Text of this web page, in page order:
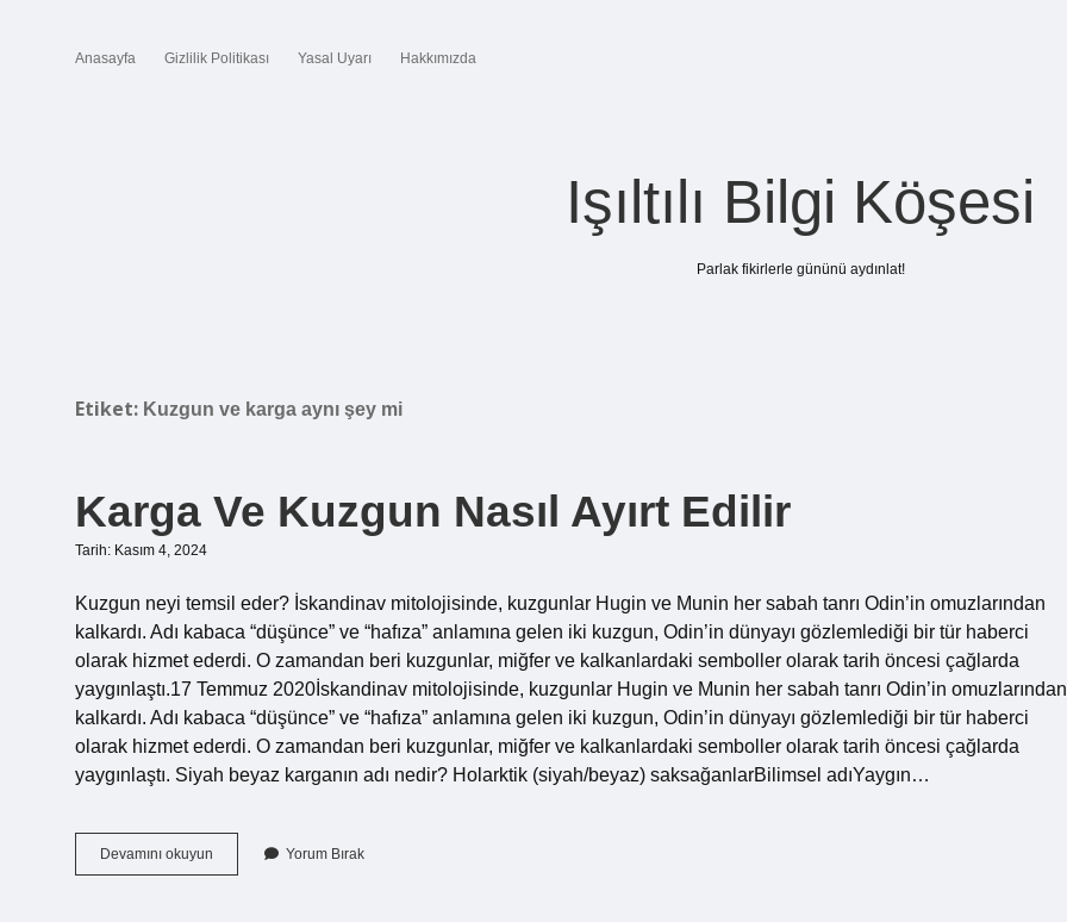
Anasayfa Gizlilik Politikası Yasal Uyarı Hakkımızda
Işıltılı Bilgi Köşesi
Parlak fikirlerle gününü aydınlat!
Etiket: Kuzgun ve karga aynı şey mi
Karga Ve Kuzgun Nasıl Ayırt Edilir
Tarih: Kasım 4, 2024
Kuzgun neyi temsil eder? İskandinav mitolojisinde, kuzgunlar Hugin ve Munin her sabah tanrı Odin’in omuzlarından
kalkardı. Adı kabaca “düşünce” ve “hafıza” anlamına gelen iki kuzgun, Odin’in dünyayı gözlemlediği bir tür haberci
olarak hizmet ederdi. O zamandan beri kuzgunlar, miğfer ve kalkanlardaki semboller olarak tarih öncesi çağlarda
yaygınlaştı.17 Temmuz 2020İskandinav mitolojisinde, kuzgunlar Hugin ve Munin her sabah tanrı Odin’in omuzlarından
kalkardı. Adı kabaca “düşünce” ve “hafıza” anlamına gelen iki kuzgun, Odin’in dünyayı gözlemlediği bir tür haberci
olarak hizmet ederdi. O zamandan beri kuzgunlar, miğfer ve kalkanlardaki semboller olarak tarih öncesi çağlarda
yaygınlaştı. Siyah beyaz karganın adı nedir? Holarktik (siyah/beyaz) saksağanlarBilimsel adıYaygın…
Devamını okuyun
Ve
Yorum Bırak